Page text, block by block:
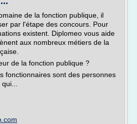
de la fonction publique, il
par l'étape des concours. Pour
existent. Diplomeo vous aide
aux nombreux métiers de la
de la fonction publique ?
fonctionnaires sont des personnes